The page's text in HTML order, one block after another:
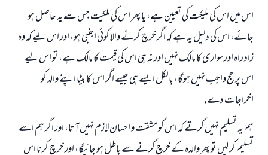
اس ميں اس كى مليكت كى تعيين ہے، يا پھر اس كى ملكيت جس سے يہ حاصل ہو
جائے، اس كى دليل يہ ہے كہ اگر خرچ كرنے والا كوئى اجنبى ہو، اور اس ليے كہ وہ
زاد راہ اور سوارى كا مالك نہيں اور نہ ہى اس كى قيمت كا مالك ہے، تو اس ليے
اس پر حج واجب نہيں ہوگا، بالكل ايسے ہى جيسے اگر اس كا بيٹا اپنے والد كو
اخراجات دے.
ہم يہ تسليم نہيں كرتے كہ اس كو مشقت و احسان لازم نہيں آتا، اور اگر ہم اسے
تسليم كر ليں تو پھر والدہ كے خرچ كرنے سے باطل ہو جائيگا، اور خرچ كرنا اس